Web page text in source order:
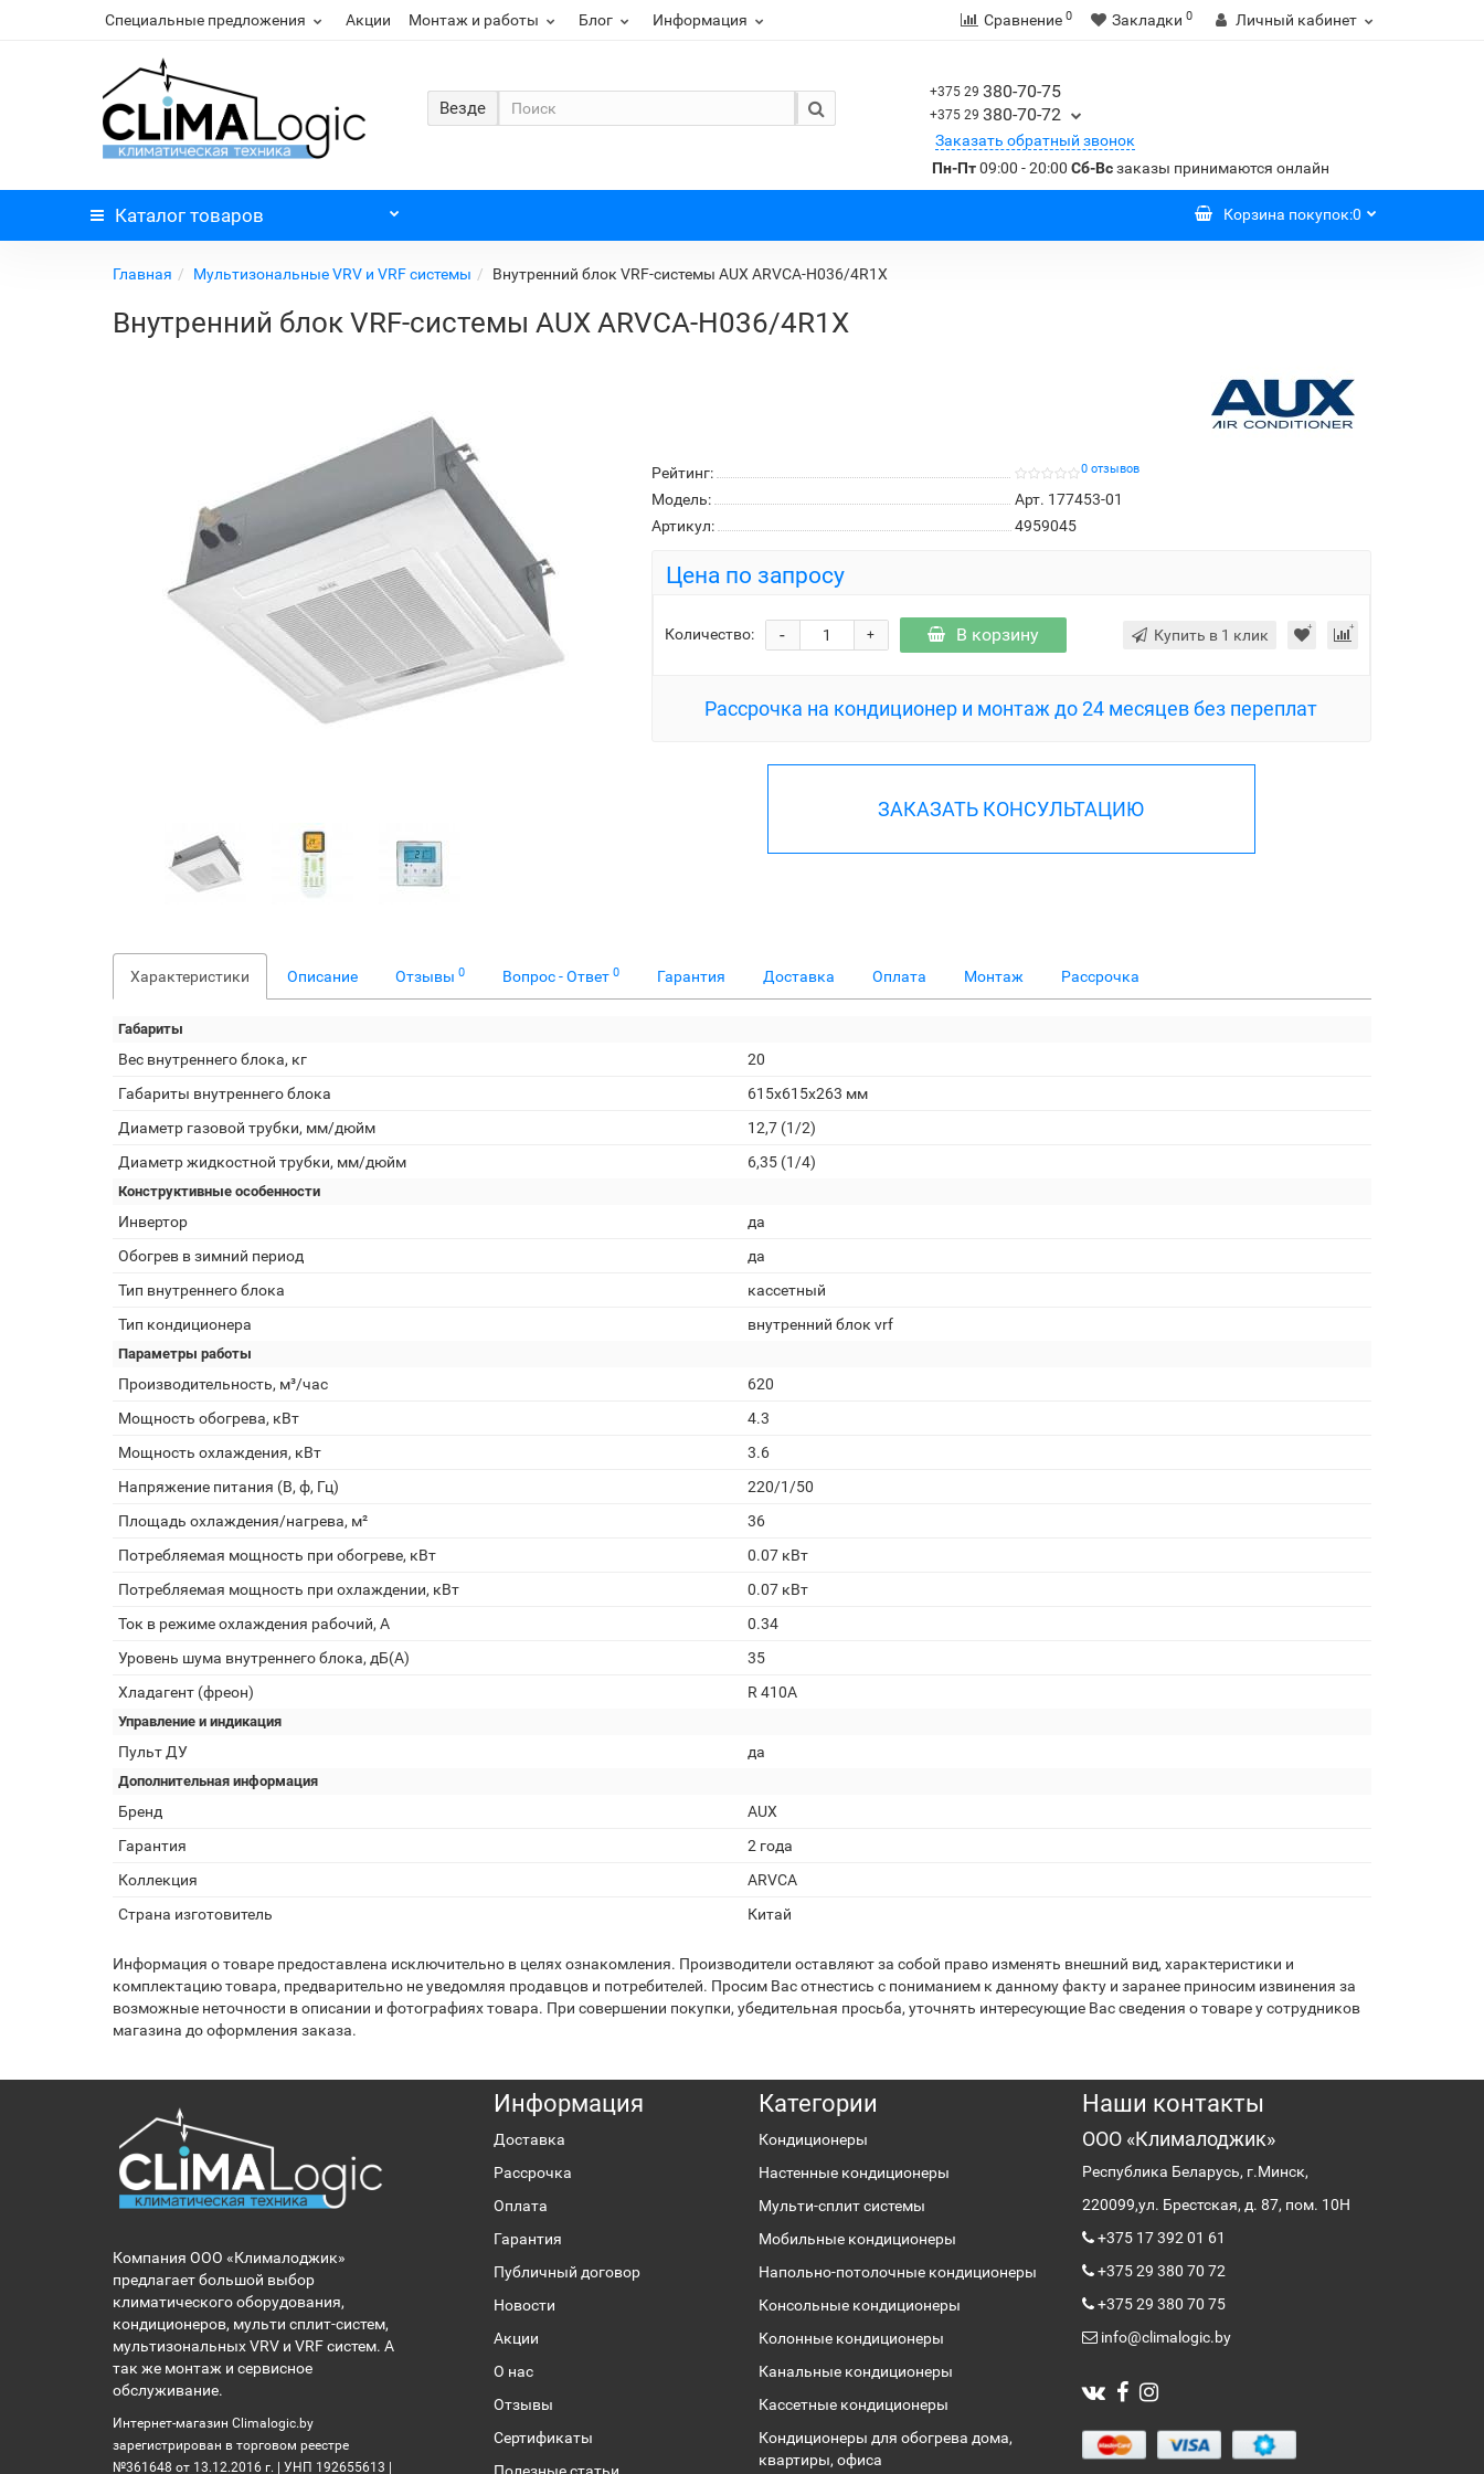
Специальные предложения Акции Монтаж и работы Блог Информация Сравнение 0 Закладки 0 Личный кабинет
Везде
+375 29 380-70-75
+375 29 380-70-72
Заказать обратный звонок
Пн-Пт09:00 - 20:00 Сб-Всзаказы принимаются онлайн
Каталог товаров Корзина покупок:0
Главная Мультизональные VRV и VRF системы Внутренний блок VRF-системы AUX ARVCA-H036/4R1X
Внутренний блок VRF-системы AUX ARVCA-H036/4R1X
Рейтинг: 0 отзывов
Модель:
Арт. 177453-01
Артикул:
4959045
Цена по запросу
Количество: +
- В корзину Купить в 1 клик
Рассрочка на кондиционер и монтаж до 24 месяцев без переплат
ЗАКАЗАТЬ КОНСУЛЬТАЦИЮ
Характеристики Описание Отзывы 0 Вопрос - Ответ 0 Гарантия Доставка Оплата Монтаж Рассрочка
Габариты
Вес внутреннего блока, кг
20
Габариты внутреннего блока
615x615x263 мм
Диаметр газовой трубки, мм/дюйм
12,7 (1/2)
Диаметр жидкостной трубки, мм/дюйм
6,35 (1/4)
Конструктивные особенности
Инвертор
да
Обогрев в зимний период
да
Тип внутреннего блока
кассетный
Тип кондиционера
внутренний блок vrf
Параметры работы
Производительность, м³/час
620
Мощность обогрева, кВт
4.3
Мощность охлаждения, кВт
3.6
Напряжение питания (В, ф, Гц)
220/1/50
Площадь охлаждения/нагрева, м²
36
Потребляемая мощность при обогреве, кВт
0.07 кВт
Потребляемая мощность при охлаждении, кВт
0.07 кВт
Ток в режиме охлаждения рабочий, А
0.34
Уровень шума внутреннего блока, дБ(А)
35
Хладагент (фреон)
R 410A
Управление и индикация
Пульт ДУ да
Дополнительная информация
Бренд
AUX
Гарантия
2 года
Коллекция
ARVCA
Страна изготовитель
Китай
Информация о товаре предоставлена исключительно в целях ознакомления. Производители оставляют за собой право изменять внешний вид, характеристики и
комплектацию товара, предварительно не уведомляя продавцов и потребителей. Просим Вас отнестись с пониманием к данному факту и заранее приносим извинения за
возможные неточности в описании и фотографиях товара. При совершении покупки, убедительная просьба, уточнять интересующие Вас сведения о товаре у сотрудников
магазина до оформления заказа.
Компания ООО «Клималоджик»
предлагает большой выбор
климатического оборудования,
кондиционеров, мульти сплит-систем,
мультизональных VRV и VRF систем. А
так же монтаж и сервисное
обслуживание.
Интернет-магазин Climalogic.by
зарегистрирован в торговом реестре
№361648 от 13.12.2016 г. | УНП 192655613 |
Информация
Доставка
Рассрочка
Оплата
Гарантия
Публичный договор
Новости
Акции
О нас
Отзывы
Сертификаты
Категории
Кондиционеры
Настенные кондиционеры
Мульти-сплит системы
Мобильные кондиционеры
Напольно-потолочные кондиционеры
Консольные кондиционеры
Колонные кондиционеры
Канальные кондиционеры
Кассетные кондиционеры
Кондиционеры для обогрева дома,
квартиры, офиса
Наши контакты
ООО «Клималоджик»
Республика Беларусь, г.Минск,
220099,ул. Брестская, д. 87, пом. 10Н
+375 17 392 01 61
+375 29 380 70 72
+375 29 380 70 75
info@climalogic.by